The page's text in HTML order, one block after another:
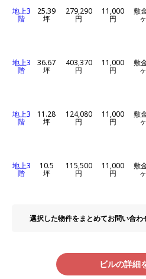
地上3
階
25.39
坪
279,290
円
11,000
円
敷
地上3
階
36.67
坪
403,370
円
11,000
円
敷
地上3
階
11.28
坪
124,080
円
11,000
円
敷
地上3
階
10.5
坪
115,500
円
11,000
円
敷
選択した物件をまとめてお問い合わ
ビルの詳細